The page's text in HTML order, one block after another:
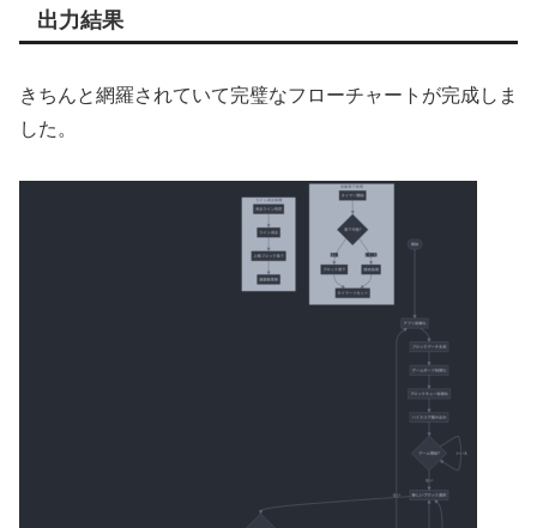
出力結果
きちんと網羅されていて完璧なフローチャートが完成しま
した。